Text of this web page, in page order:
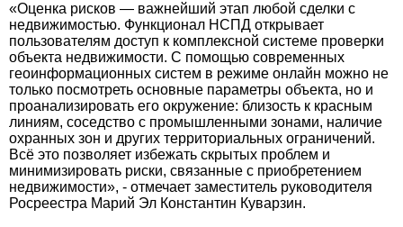
«Оценка рисков — важнейший этап любой сделки с
недвижимостью. Функционал НСПД открывает
пользователям доступ к комплексной системе проверки
объекта недвижимости. С помощью современных
геоинформационных систем в режиме онлайн можно не
только посмотреть основные параметры объекта, но и
проанализировать его окружение: близость к красным
линиям, соседство с промышленными зонами, наличие
охранных зон и других территориальных ограничений.
Всё это позволяет избежать скрытых проблем и
минимизировать риски, связанные с приобретением
недвижимости», - отмечает заместитель руководителя
Росреестра Марий Эл Константин Куварзин.